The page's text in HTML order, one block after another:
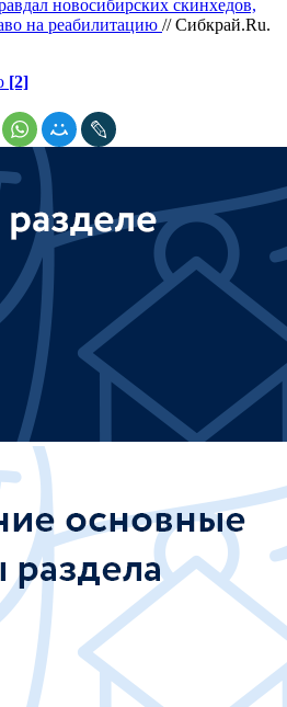
новосибирских скинхедов,
на реабилитацию // Сибкрай.Ru.
[2]